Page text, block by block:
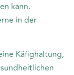
kann.
in der
Käfighaltung,